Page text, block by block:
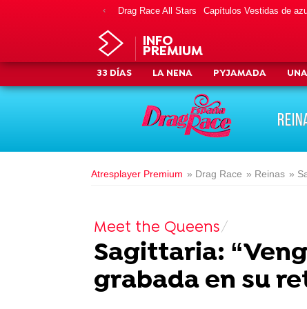
Drag Race All Stars Capítulos Vestidas de
INFO
PREMIUM
33 DÍAS LA NENA PYJAMADA
Atresplayer Premium » Drag Race » Reinas »
Meet the Queens
Sagittaria:
grabada en su